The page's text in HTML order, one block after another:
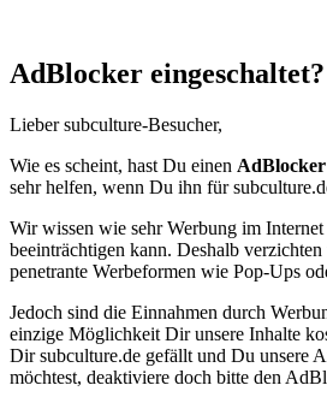
AdBlocker eingeschaltet?
Lieber subculture-Besucher,
Wie es scheint, hast Du einen AdBlocker
sehr helfen, wenn Du ihn für
Wir wissen wie sehr Werbung im
beeinträchtigen kann. Deshalb
penetrante Werbeformen wie Pop-Ups
Jedoch sind die Einnahmen durch
einzige Möglichkeit Dir unsere Inhalte
Dir subculture.de gefällt und Du unsere
möchtest, deaktiviere doch bitte den